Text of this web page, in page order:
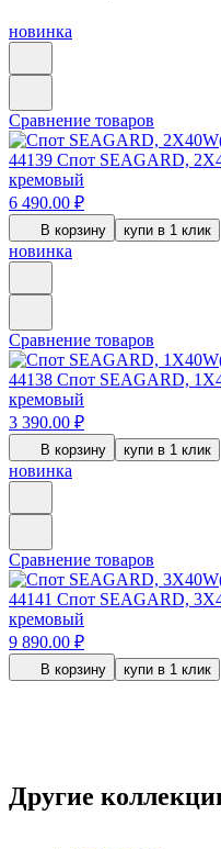
новинка
Сравнение товаров
44139 Спот SEAGARD,
кремовый
6 490.00 ₽
В корзину купи в 1 клик
новинка
Сравнение товаров
44138 Спот SEAGARD,
кремовый
3 390.00 ₽
В корзину купи в 1 клик
новинка
Сравнение товаров
44141 Спот SEAGARD,
кремовый
9 890.00 ₽
В корзину купи в 1 клик
Другие